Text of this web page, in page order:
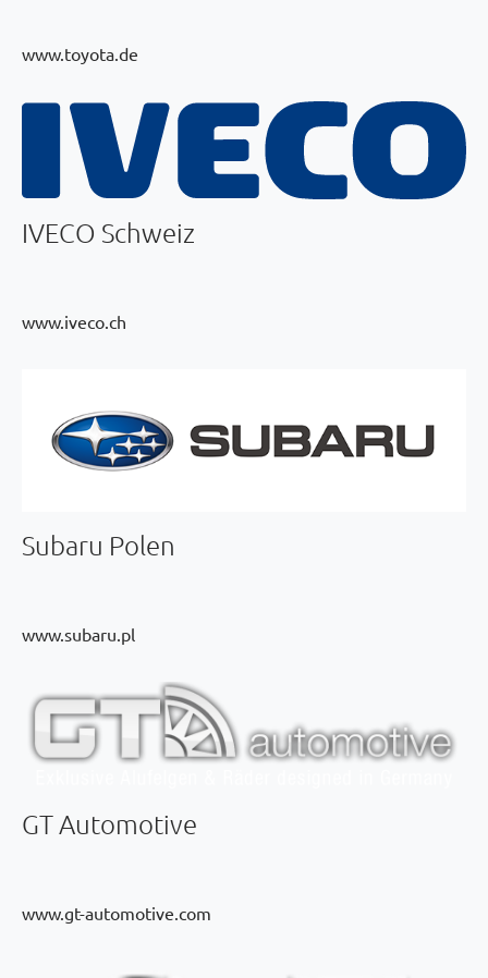
www.toyota.de
IVECO Schweiz
www.iveco.ch
Subaru Polen
www.subaru.pl
GT Automotive
www.gt-automotive.com